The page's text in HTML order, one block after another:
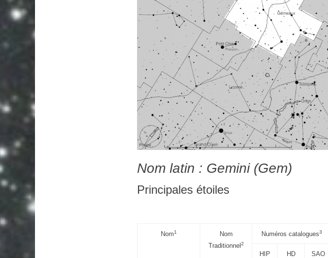
Nom latin : Gemini (Gem)
Principales étoiles
Nom1
Nom
Traditionnel 2
Numéros catalogues3
HIP HD SAO